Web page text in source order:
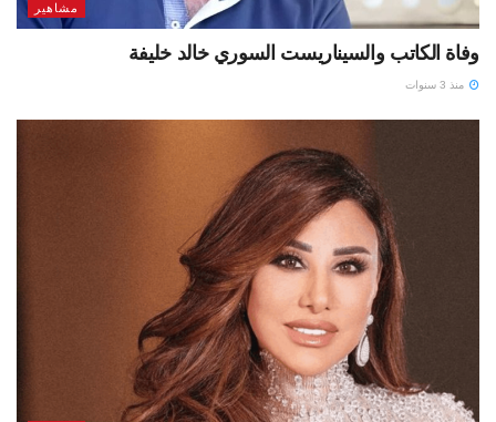
مشاهير
وفاة الكاتب والسيناريست السوري خالد خليفة
منذ 3 سنوات